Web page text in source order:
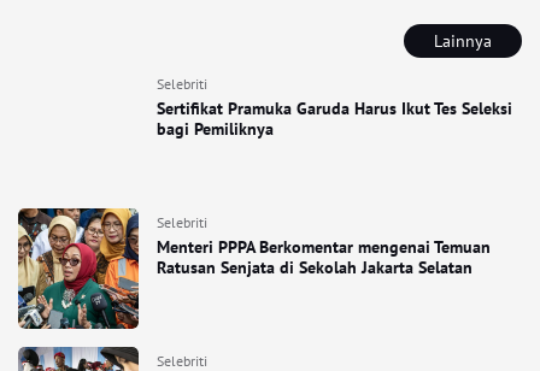
Lainnya
Selebriti
Sertifikat Pramuka Garuda Harus Ikut Tes Seleksi
bagi Pemiliknya
Selebriti
Menteri PPPA Berkomentar mengenai Temuan
Ratusan Senjata di Sekolah Jakarta Selatan
Selebriti